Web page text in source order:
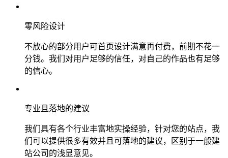
零风险设计
不放心的部分用户可首页设计满意再付费，前期不花一
分钱。我们对用户足够的信任，对自己的作品也有足够
的信心。
专业且落地的建议
我们具有各个行业丰富地实操经验，针对您的站点，我
们可以提供很多有效并且可落地的建议，区别于一般建
站公司的浅显意见。